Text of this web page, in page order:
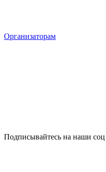
Организаторам
Подписывайтесь на наши соц